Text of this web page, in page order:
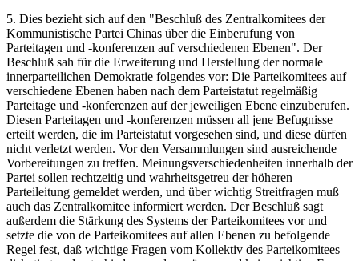
5. Dies bezieht sich auf den "Beschluß des Zentralkomitees der
Kommunistische Partei Chinas über die Einberufung von
Parteitagen und -konferenzen auf verschiedenen Ebenen". Der
Beschluß sah für die Erweiterung und Herstellung der normale
innerparteilichen Demokratie folgendes vor: Die Parteikomitees auf
verschiedene Ebenen haben nach dem Parteistatut regelmäßig
Parteitage und -konferenzen auf der jeweiligen Ebene einzuberufen.
Diesen Parteitagen und -konferenzen müssen all jene Befugnisse
erteilt werden, die im Parteistatut vorgesehen sind, und diese dürfen
nicht verletzt werden. Vor den Versammlungen sind ausreichende
Vorbereitungen zu treffen. Meinungsverschiedenheiten innerhalb der
Partei sollen rechtzeitig und wahrheitsgetreu der höheren
Parteileitung gemeldet werden, und über wichtig Streitfragen muß
auch das Zentralkomitee informiert werden. Der Beschluß sagt
außerdem die Stärkung des Systems der Parteikomitees vor und
setzte die von de Parteikomitees auf allen Ebenen zu befolgende
Regel fest, daß wichtige Fragen vom Kollektiv des Parteikomitees